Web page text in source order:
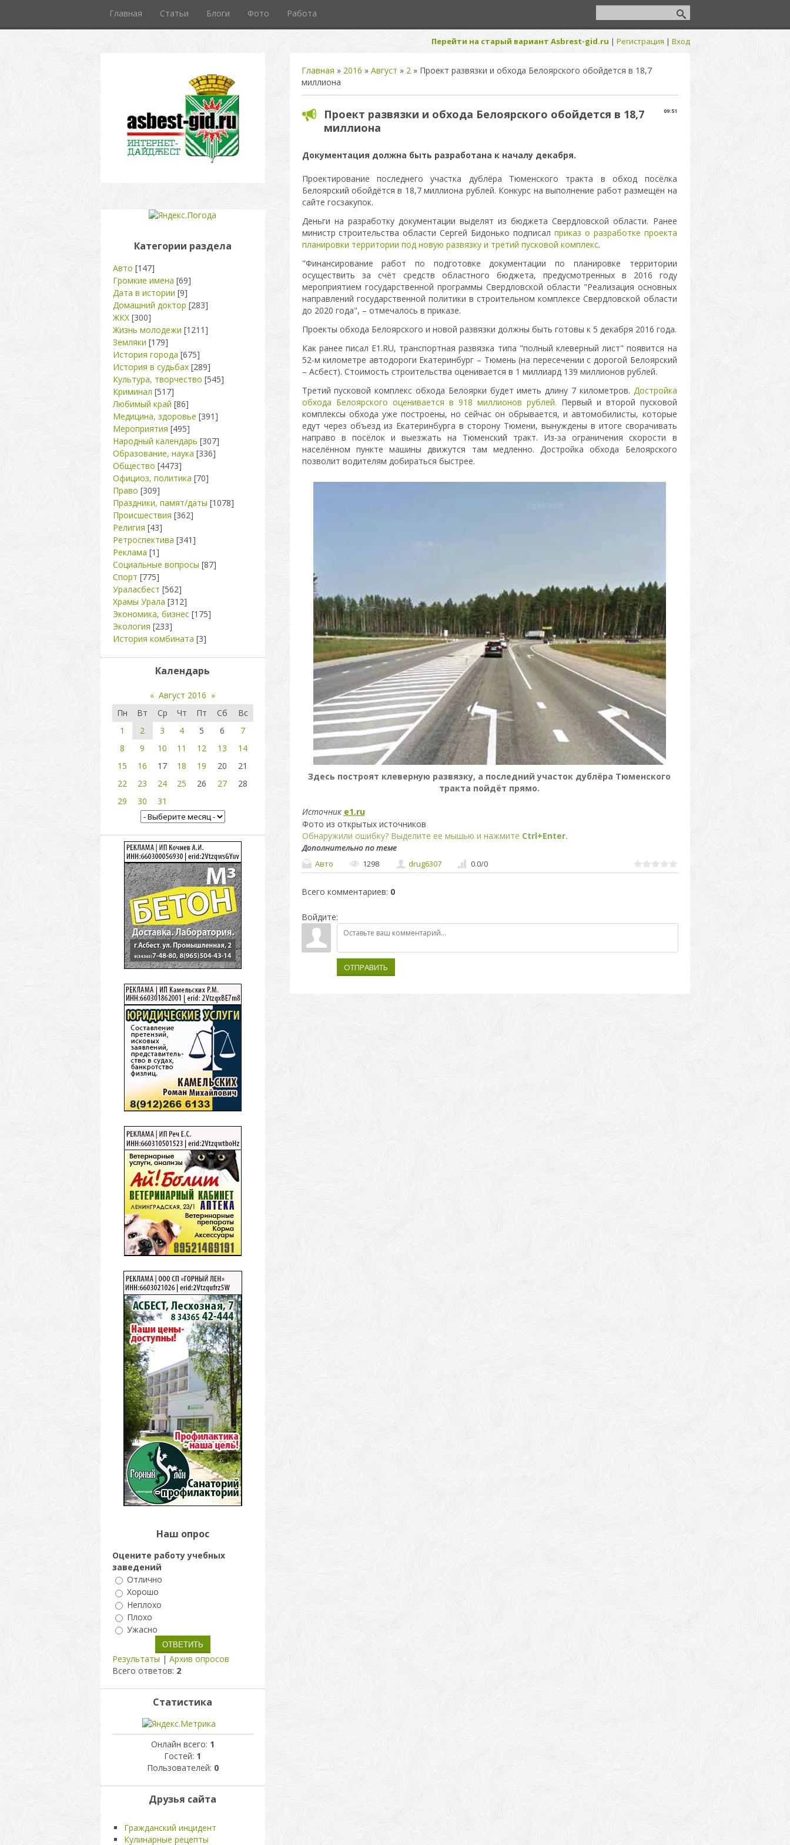
Главная Статьи Блоги Фото Работа
Перейти на старый вариант Asbrest-gid.ru | Регистрация | Вход
Главная » 2016 » Август » 2» Проект развязки и обхода Белоярского обойдется в 18,7
миллиона
09:51
Проект развязки и обхода Белоярского обойдется в 18,7
миллиона
Документация должна быть разработана к началу декабря.
Проектирование последнего участка дублёра Тюменского тракта в обход посёлка
Белоярский обойдётся в 18,7 миллиона рублей. Конкурс на выполнение работ размещён на
сайте госзакупок.
Деньги на разработку документации выделят из бюджета Свердловской области. Ранее
министр строительства области Сергей Бидонько подписал приказ о разработке проекта
планировки территории под новую развязку и третий пусковой комплекс.
"Финансирование работ по подготовке документации по планировке территории
осуществить за счёт средств областного бюджета, предусмотренных в 2016 году
мероприятием государственной программы Свердловской области "Реализация основных
направлений государственной политики в строительном комплексе Свердловской области
до 2020 года", – отмечалось в приказе.
Проекты обхода Белоярского и новой развязки должны быть готовы к 5 декабря 2016 года.
Как ранее писал Е1.RU, транспортная развязка типа "полный клеверный лист" появится на
52-м километре автодороги Екатеринбург – Тюмень (на пересечении с дорогой Белоярский
– Асбест). Стоимость строительства оценивается в 1 миллиард 139 миллионов рублей.
Третий пусковой комплекс обхода Белоярки будет иметь длину 7 километров. Достройка
обхода Белоярского оценивается в 918 миллионов рублей. Первый и второй пусковой
комплексы обхода уже построены, но сейчас он обрывается, и автомобилисты, которые
едут через объезд из Екатеринбурга в сторону Тюмени, вынуждены в итоге сворачивать
направо в посёлок и выезжать на Тюменский тракт. Из-за ограничения скорости в
населённом пункте машины движутся там медленно. Достройка обхода Белоярского
позволит водителям добираться быстрее.
Здесь построят клеверную развязку, а последний участок дублёра Тюменского
тракта пойдёт прямо.
Источник e1.ru
Фото из открытых источников
Обнаружили ошибку? Выделите ее мышью и нажмите Ctrl+Enter.
Дополнительно по теме
Авто
1298 drug6307 0.0/0
Всего комментариев: 0
Войдите:
ОТПРАВИТЬ
Категории раздела
Авто [147]
Громкие имена [69]
Дата в истории [9]
Домашний доктор [283]
ЖКХ [300]
Жизнь молодежи [1211]
Земляки [179]
История города [675]
История в судьбах [289]
Культура, творчество [545]
Криминал [517]
Любимый край [86]
Медицина, здоровье [391]
Мероприятия [495]
Народный календарь [307]
Образование, наука [336]
Общество [4473]
Официоз, политика [70]
Право [309]
Праздники, памят/даты [1078]
Происшествия [362]
Религия [43]
Ретроспектива [341]
Реклама [1]
Социальные вопросы [87]
Спорт [775]
Ураласбест [562]
Храмы Урала [312]
Экономика, бизнес [175]
Экология [233]
История комбината [3]
Календарь
« Август 2016 »
Пн
Вт Ср Чт Пт Сб
Вс
1
2 3 4 5 6
7
8
9 10 11 12 13
14
15
16 17 18 19 20
21
22
23 24 25 26 27
28
29
30 31
Наш опрос
Оцените работу учебных
заведений
Отлично
Хорошо
Неплохо
Плохо
Ужасно
Результаты | Архив опросов
Всего ответов: 2
Статистика
Онлайн всего: 1
Гостей: 1
Пользователей: 0
Друзья сайта
Гражданский инцидент
Кулинарные рецепты